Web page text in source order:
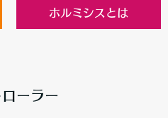
ホルミシスとは
ーラー